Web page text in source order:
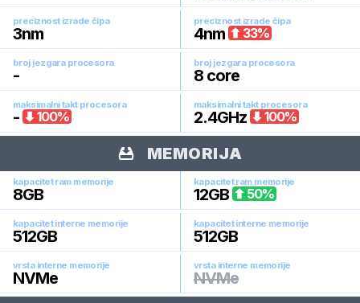
preciznost izrade čipa
3nm
preciznost izrade čipa
4nm 33%
broj jezgara procesora
-
broj jezgara procesora
8 core
maksimalni takt procesora
- 100%
maksimalni takt procesora
2.4GHz 100%
MEMORIJA
kapacitet ram memorije
8GB
kapacitet ram memorije
12GB 50%
kapacitet interne memorije
512GB
kapacitet interne memorije
512GB
vrsta interne memorije
NVMe
vrsta interne memorije
NVMe